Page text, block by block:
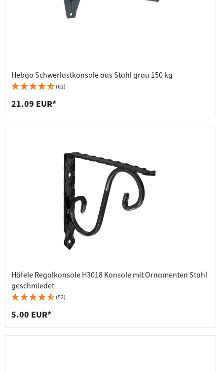
Hebgo Schwerlastkonsole aus Stahl grau 150 kg
(61)
21.09 EUR*
Häfele Regalkonsole H3018 Konsole mit Ornamenten Stahl
geschmiedet
(52)
5.00 EUR*